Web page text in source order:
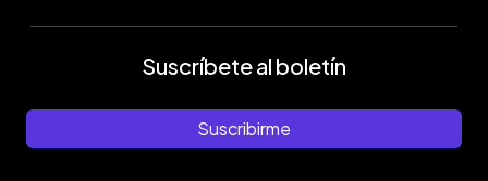
Suscríbete al boletín
Suscribirme